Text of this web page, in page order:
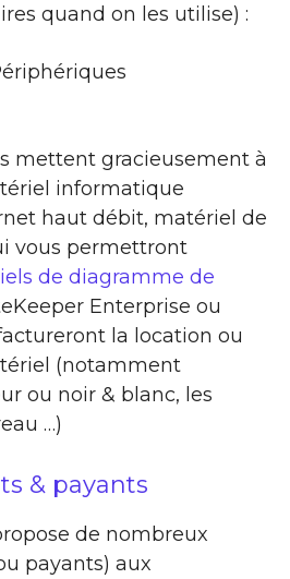
quand on les utilise) :
mettent gracieusement à
informatique
haut débit, matériel de
vous permettront
de diagramme de
Enterprise ou
la location ou
(notamment
ou noir & blanc, les
…)
& payants
de nombreux
payants) aux